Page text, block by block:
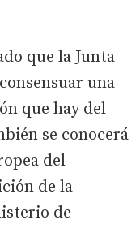
que la Junta
una
que hay del
se conocerá
del
de la
de